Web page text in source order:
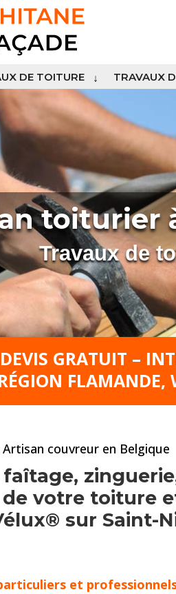
DE TOITURE TRAVAUX
toiturier
Travaux de
DEVIS GRATUIT –
FLAMANDE,
Artisan couvreur en Belgique
faîtage,
votre toiture
sur Saint-
et